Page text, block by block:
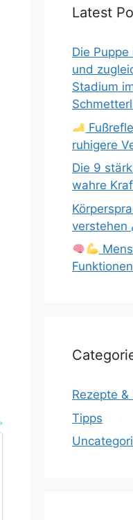
Latest
Die
und
Stadium
ruhigere
Die 9
wahre
verstehen
Funktionen
Rezepte &
Tipps